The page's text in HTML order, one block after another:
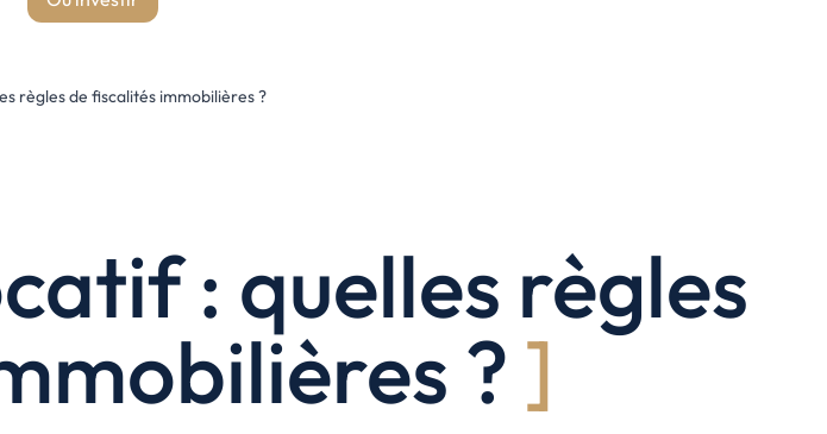
Unis
les destinations→
règles de fiscalités immobilières ?
: quelles règles
?